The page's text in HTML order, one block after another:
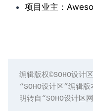
项目业主：
编辑版权©️SOHO设计
“SOHO设计区”编辑
明转自“SOHO设计区网